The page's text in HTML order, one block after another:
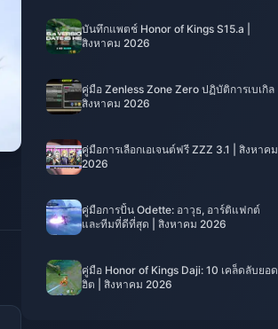
บันทึกแพตช์ Honor of Kings S15.a |
สิงหาคม 2026
คู่มือ Zenless Zone Zero ปฏิบัติการเบเกิล |
สิงหาคม 2026
คู่มือการเลือกเอเจนต์ฟรี ZZZ 3.1 | สิงหาคม
2026
คู่มือการปั้น Odette: อาวุธ, อาร์ติแฟกต์
และทีมที่ดีที่สุด | สิงหาคม 2026
คู่มือ Honor of Kings Daji: 10 เคล็ดลับยอด
ฮิต | สิงหาคม 2026